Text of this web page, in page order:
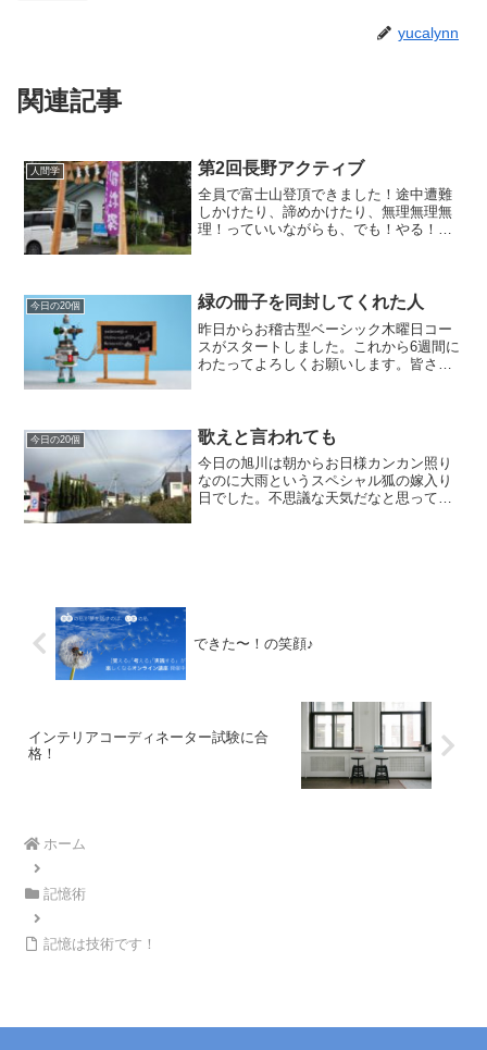
yucalynn
関連記事
人間学 第2回長野アクティブ
全員で富士山登頂できました！途中遭難
しかけたり、諦めかけたり、無理無理無
理！っていいながらも、でも！やる！っ
りのまま」です。芽がでると...
今日の20個 緑の冊子を同封してくれた人
昨日からお稽古型ベーシック木曜日コー
スがスタートしました。これから6週間に
わたってよろしくお願いします。皆さん
ガ10．ね...
今日の20個 歌えと言われても
今日の旭川は朝からお日様カンカン照り
なのに大雨というスペシャル狐の嫁入り
日でした。不思議な天気だなと思ってい
できた〜！の笑顔♪
インテリアコーディネーター試験に合
格！
ホーム
記憶術
記憶は技術です！